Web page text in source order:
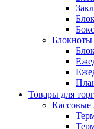
Товары для
Кассовые